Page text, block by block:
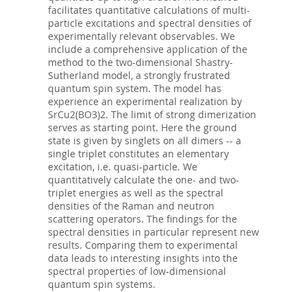
facilitates quantitative calculations of multi-
particle excitations and spectral densities of
experimentally relevant observables. We
include a comprehensive application of the
method to the two-dimensional Shastry-
Sutherland model, a strongly frustrated
quantum spin system. The model has
experience an experimental realization by
SrCu2(BO3)2. The limit of strong dimerization
serves as starting point. Here the ground
state is given by singlets on all dimers -- a
single triplet constitutes an elementary
excitation, i.e. quasi-particle. We
quantitatively calculate the one- and two-
triplet energies as well as the spectral
densities of the Raman and neutron
scattering operators. The findings for the
spectral densities in particular represent new
results. Comparing them to experimental
data leads to interesting insights into the
spectral properties of low-dimensional
quantum spin systems.